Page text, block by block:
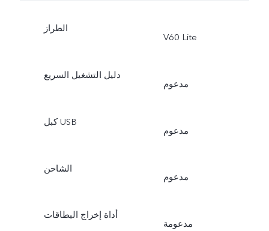
الطراز
V60 Lite
دليل التشغيل السريع
مدعوم
كبل USB
مدعوم
الشاحن
مدعوم
أداة إخراج البطاقات
مدعومة